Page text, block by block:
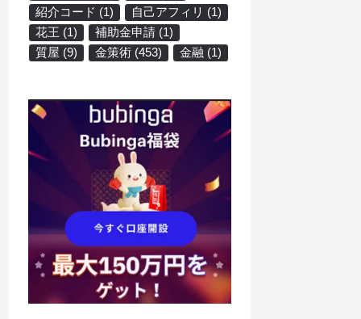
紹介コード (1) 自己アフィリ (1)
花王 (1) 補助金申請 (1)
質屋 (9) 金策術 (453) 金融 (1)